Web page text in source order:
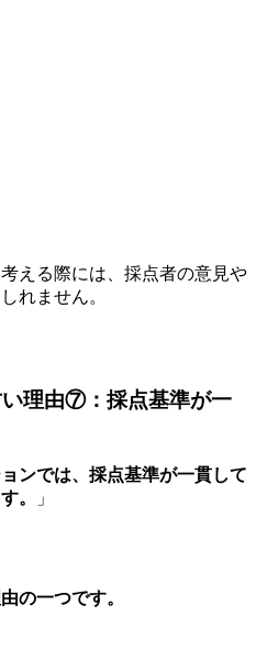
える際には、採点者の意見や
れません。
理由⑦：採点基準が一
ンでは、採点基準が一貫して
。
」
の一つです。